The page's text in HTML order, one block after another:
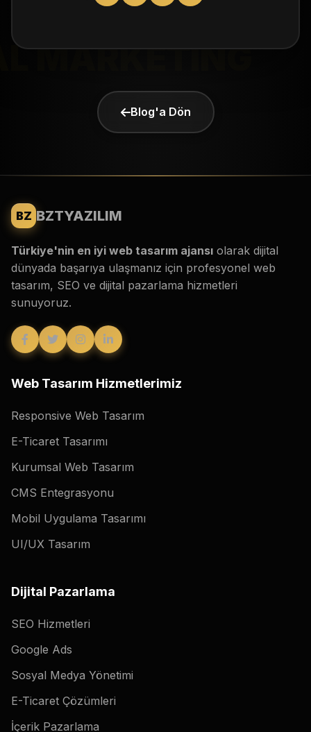
MARKETING
STRATEGY
Blog'a Dön
BZ BZTYAZILIM
Türkiye'nin en iyi web tasarım ajansı olarak dijital
dünyada başarıya ulaşmanız için profesyonel web
tasarım, SEO ve dijital pazarlama hizmetleri
sunuyoruz.
Web Tasarım Hizmetlerimiz
Responsive Web Tasarım
E-Ticaret Tasarımı
Kurumsal Web Tasarım
CMS Entegrasyonu
Mobil Uygulama Tasarımı
UI/UX Tasarım
Dijital Pazarlama
SEO Hizmetleri
Google Ads
Sosyal Medya Yönetimi
E-Ticaret Çözümleri
İçerik Pazarlama